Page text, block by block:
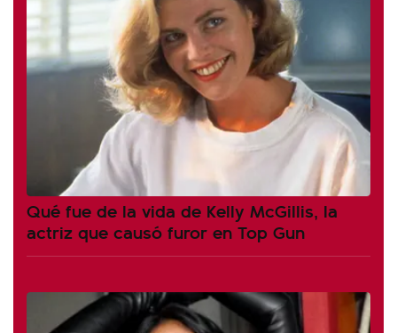
Qué fue de la vida de Kelly McGillis, la
actriz que causó furor en Top Gun